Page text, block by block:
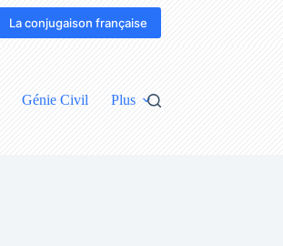
La conjugaison française
Génie Civil Plus